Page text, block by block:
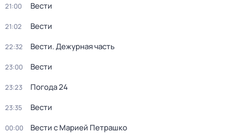
21:00 Вести
21:02 Вести
22:32 Вести. Дежурная часть
23:00 Вести
23:23 Погода 24
23:35 Вести
00:00 Вести с Марией Петрашко